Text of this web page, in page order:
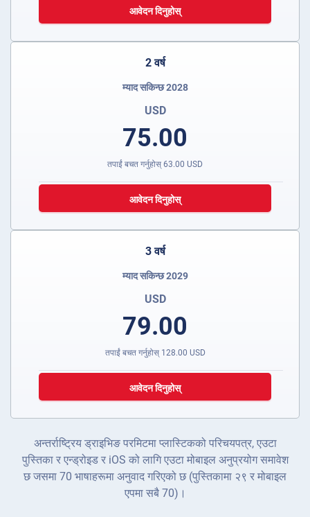
आवेदन दिनुहोस्
2 वर्ष
म्याद सकिन्छ 2028
USD
75.00
तपाईं बचत गर्नुहोस् 63.00 USD
आवेदन दिनुहोस्
3 वर्ष
म्याद सकिन्छ 2029
USD
79.00
तपाईं बचत गर्नुहोस् 128.00 USD
आवेदन दिनुहोस्
अन्तर्राष्ट्रिय ड्राइभिङ परमिटमा प्लास्टिकको परिचयपत्र, एउटा
पुस्तिका र एन्ड्रोइड र iOS को लागि एउटा मोबाइल अनुप्रयोग समावेश
छ जसमा 70 भाषाहरूमा अनुवाद गरिएको छ (पुस्तिकामा २९ र मोबाइल
एपमा सबै 70)।